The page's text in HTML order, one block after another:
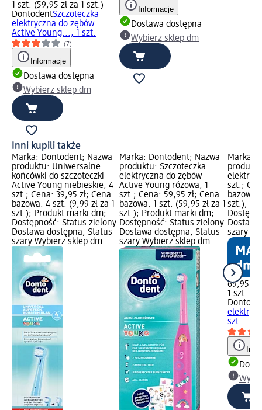
1 szt. (59,95 zł za 1 szt.)
DontodentSzczoteczka
elektryczna do zębów
Active Young..., 1 szt.
(7)
Informacje
Dostawa dostępna
Wybierz sklep dm
Informacje
Dostawa dostępna
Wybierz sklep dm
Inni kupili także
Marka: Dontodent; Nazwa
produktu: Uniwersalne
końcówki do szczoteczki
Active Young niebieskie, 4
szt.; Cena: 39,95 zł; Cena
bazowa: 4 szt. (9,99 zł za 1
szt.); Produkt marki dm;
Dostępność: Status zielony
Dostawa dostępna, Status
szary Wybierz sklep dm
Marka: Dontodent; Nazwa
produktu: Szczoteczka
elektryczna do zębów
Active Young różowa, 1
szt.; Cena: 59,95 zł; Cena
bazowa: 1 szt. (59,95 zł za 1
szt.); Produkt marki dm;
Dostępność: Status zielony
Dostawa dostępna, Status
szary Wybierz sklep dm
Marka:
szt.;
bazowa:
szt.);
szary
69,95 zł
1 szt.
szt.